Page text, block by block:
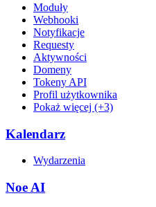
Moduły
Webhooki
Notyfikacje
Requesty
Aktywności
Domeny
Tokeny API
Profil użytkownika
Pokaż więcej (+3)
Kalendarz
Wydarzenia
Noe AI